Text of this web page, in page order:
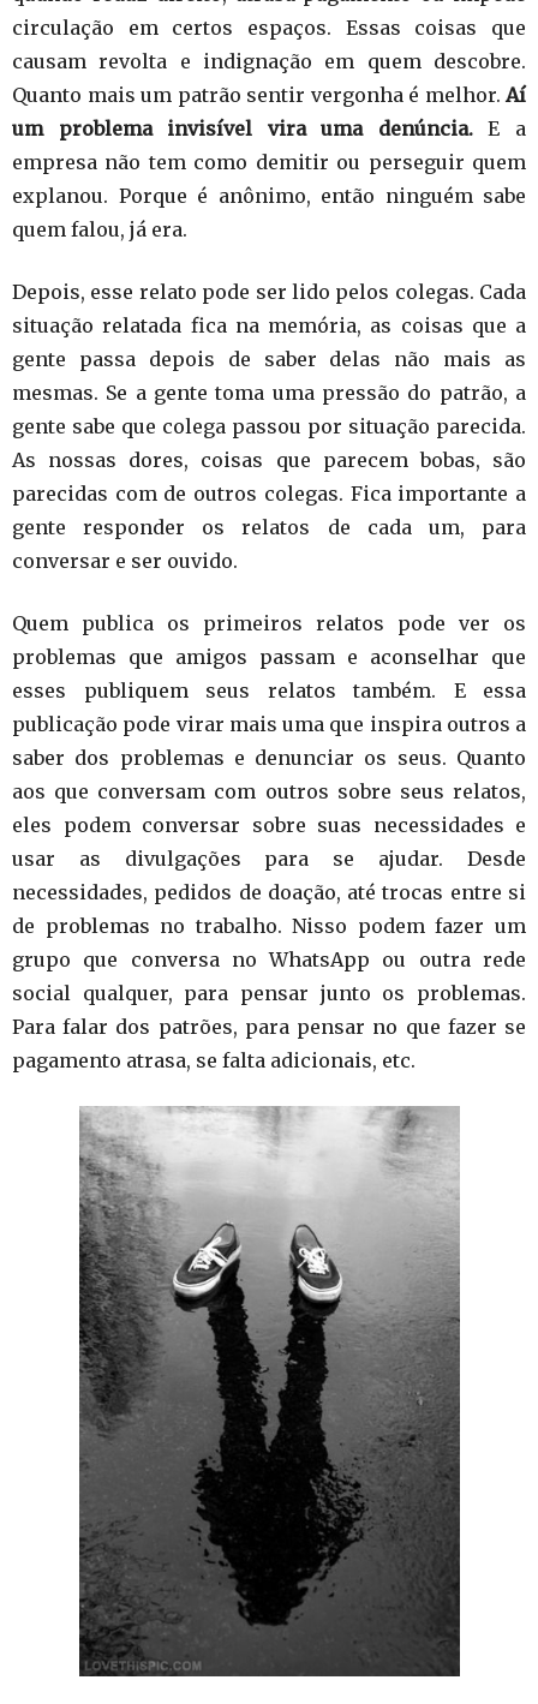
circulação em certos espaços. Essas coisas que
causam revolta e indignação em quem descobre.
Quanto mais um patrão sentir vergonha é melhor.Aí
um problema invisível vira uma denúncia.E a
empresa não tem como demitir ou perseguir quem
explanou. Porque é anônimo, então ninguém sabe
quem falou, já era.
Depois, esse relato pode ser lido pelos colegas. Cada
situação relatada fica na memória, as coisas que a
gente passa depois de saber delas não mais as
mesmas. Se a gente toma uma pressão do patrão, a
gente sabe que colega passou por situação parecida.
As nossas dores, coisas que parecem bobas, são
parecidas com de outros colegas. Fica importante a
gente responder os relatos de cada um, para
conversar e ser ouvido.
Quem publica os primeiros relatos pode ver os
problemas que amigos passam e aconselhar que
esses publiquem seus relatos também. E essa
publicação pode virar mais uma que inspira outros a
saber dos problemas e denunciar os seus. Quanto
aos que conversam com outros sobre seus relatos,
eles podem conversar sobre suas necessidades e
usar as divulgações para se ajudar. Desde
necessidades, pedidos de doação, até trocas entre si
de problemas no trabalho. Nisso podem fazer um
grupo que conversa no WhatsApp ou outra rede
social qualquer, para pensar junto os problemas.
Para falar dos patrões, para pensar no que fazer se
pagamento atrasa, se falta adicionais, etc.